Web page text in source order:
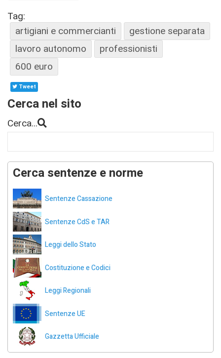
Tag:
artigiani e commercianti
gestione separata
lavoro autonomo
professionisti
600 euro
Tweet
Cerca nel sito
Cerca...
Cerca sentenze e norme
Sentenze Cassazione
Sentenze CdS e TAR
Leggi dello Stato
Costituzione e Codici
Leggi Regionali
Sentenze UE
Gazzetta Ufficiale